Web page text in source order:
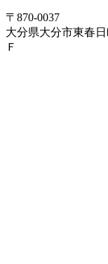
〒870-0037
大分県大分市東春
Ｆ